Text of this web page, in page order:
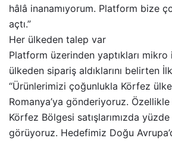
hâlâ inanamıyorum. Platform bize
açtı.”
Her ülkeden talep var
Platform üzerinden yaptıkları
ülkeden sipariş aldıklarını belirten
“Ürünlerimizi çoğunlukla Körfez
Romanya’ya gönderiyoruz. Özellikle
Körfez Bölgesi satışlarımızda
görüyoruz. Hedefimiz Doğu